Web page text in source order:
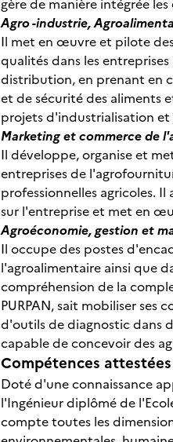
gère de manière intégrée
Agro -industrie,
Il met en œuvre et pilote
qualités dans les
distribution, en prenant en
et de sécurité des aliments
projets d'industrialisation
Marketing et commerce de
Il développe, organise et
entreprises de
professionnelles agricoles.
sur l'entreprise et met en
Agroéconomie, gestion et
Il occupe des postes
l'agroalimentaire ainsi que
compréhension de la
PURPAN, sait mobiliser ses
d'outils de diagnostic dans
capable de concevoir des
Compétences
Doté d'une connaissance
l'Ingénieur diplômé de
compte toutes les